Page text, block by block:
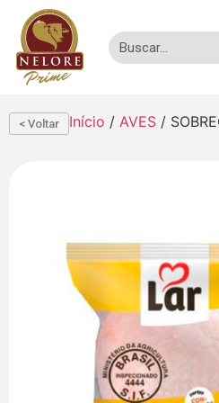
< Voltar Início / AVES /